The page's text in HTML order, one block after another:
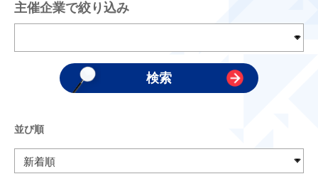
主催企業で絞り込み
並び順